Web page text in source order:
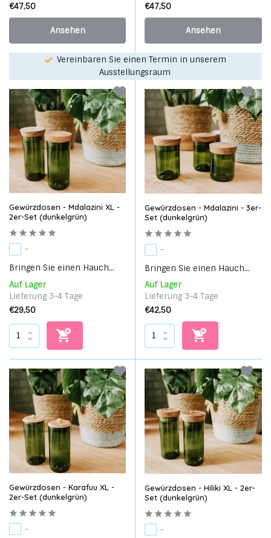
€47,50
Ansehen
€47,50
Ansehen
Wählen Sie Ihren Favoriten mit unserem WhatsApp-
service!
Gewürzdosen - Mdalazini XL -
2er-Set (dunkelgrün)
-
Bringen Sie einen Hauch...
Auf Lager
Lieferung 3-4 Tage
€29,50
Gewürzdosen - Mdalazini - 3er-
Set (dunkelgrün)
-
Bringen Sie einen Hauch...
Auf Lager
Lieferung 3-4 Tage
€42,50
Gewürzdosen - Karafuu XL -
2er-Set (dunkelgrün)
-
Gewürzdosen - Hiliki XL - 2er-
Set (dunkelgrün)
-